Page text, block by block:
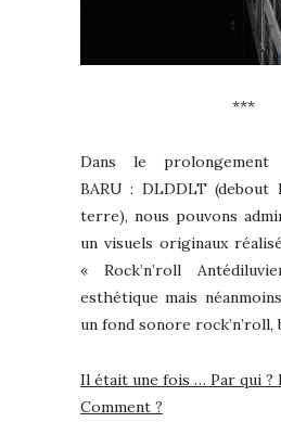
***
Dans le prolongement
BARU : DLDDLT (debout
terre), nous pouvons
un visuels originaux
« Rock’n’roll
esthétique mais
un fond sonore rock’n’roll,
Il était une fois … Par qui ?
Comment ?